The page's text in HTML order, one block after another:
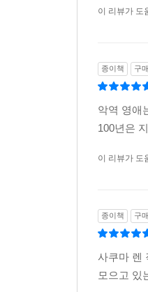
이 리뷰가 도
종이책 구매
악역 영애
100년은
이 리뷰가 도
종이책 구매
사쿠마 렌
모으고 있